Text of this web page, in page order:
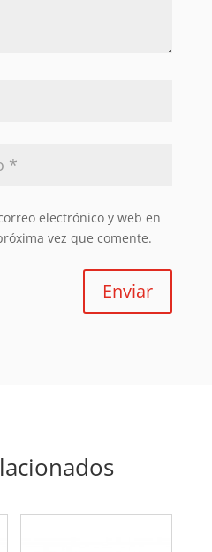
electrónico y web en
vez que comente.
Enviar